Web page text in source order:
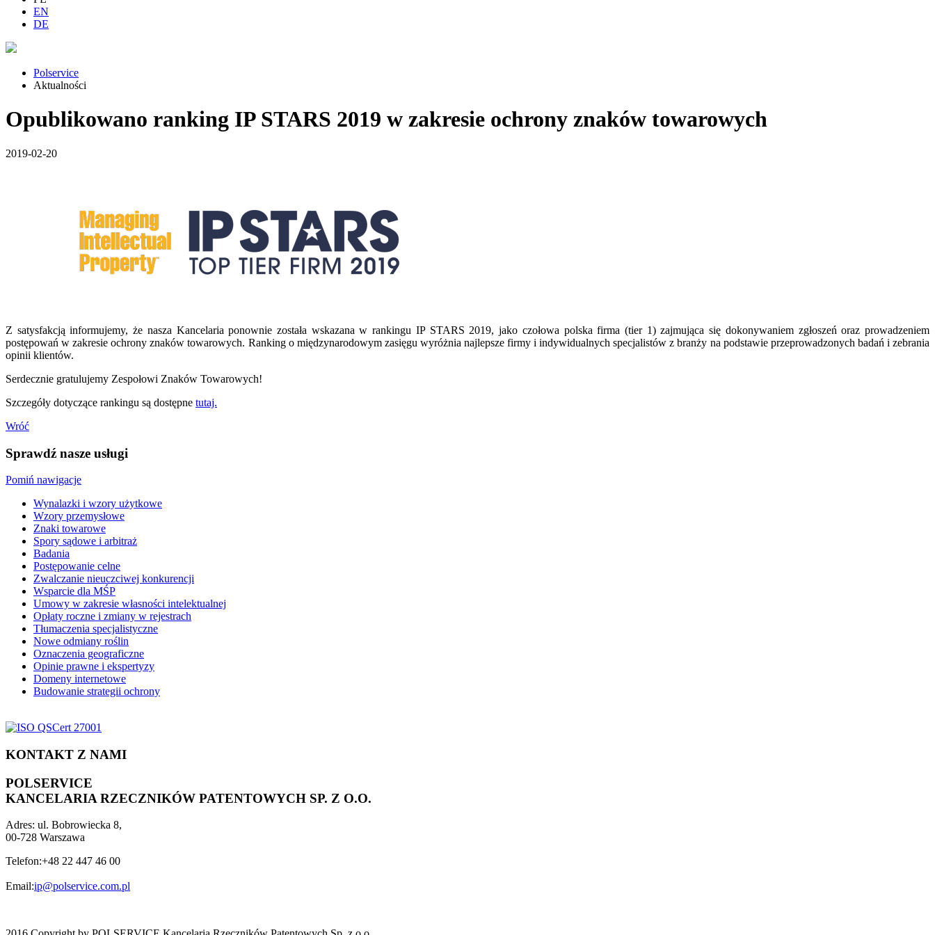
EN
DE
Polservice
Aktualności
Opublikowano ranking IP STARS 2019 w zakresie ochrony znaków towarowych
2019-02-20
Z satysfakcją informujemy, że nasza Kancelaria ponownie została wskazana w rankingu IP STARS 2019, jako czołowa polska firma (tier 1) zajmująca się dokonywaniem zgłoszeń oraz prowadzeniem
postępowań w zakresie ochrony znaków towarowych. Ranking o międzynarodowym zasięgu wyróżnia najlepsze firmy i indywidualnych specjalistów z branży na podstawie przeprowadzonych badań i zebrania
opinii klientów.
Serdecznie gratulujemy Zespołowi Znaków Towarowych!
Szczegóły dotyczące rankingu są dostępne tutaj.
Wróć
Sprawdź nasze usługi
Pomiń nawigacje
Wynalazki i wzory użytkowe
Wzory przemysłowe
Znaki towarowe
Spory sądowe i arbitraż
Badania
Postępowanie celne
Zwalczanie nieuczciwej konkurencji
Wsparcie dla MŚP
Umowy w zakresie własności intelektualnej
Opłaty roczne i zmiany w rejestrach
Tłumaczenia specjalistyczne
Nowe odmiany roślin
Oznaczenia geograficzne
Opinie prawne i ekspertyzy
Domeny internetowe
Budowanie strategii ochrony
KONTAKT Z NAMI
POLSERVICE
KANCELARIA RZECZNIKÓW PATENTOWYCH SP. Z O.O.
Adres: ul. Bobrowiecka 8,
00-728 Warszawa
Telefon:+48 22 447 46 00
Email:ip@polservice.com.pl